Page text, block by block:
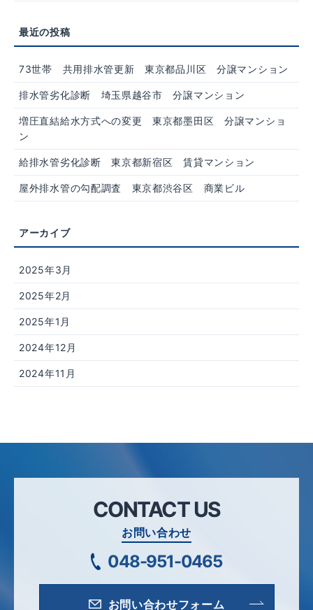
73世帯 共用排水管更新 東京都品川区 分譲マンション
排水管劣化診断 埼玉県越谷市 分譲マンション
増圧直結給水方式への変更 東京都墨田区 分譲マンショ
ン
給排水管劣化診断 東京都新宿区 賃貸マンション
屋外排水管の勾配調査 東京都渋谷区 商業ビル
2025年3月
2025年2月
2025年1月
2024年12月
2024年11月
CONTACT US
お問い合わせ
048-951-0465
お問い合わせフォーム